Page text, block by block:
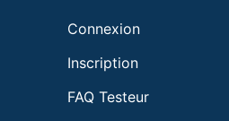
Connexion
Inscription
FAQ Testeur